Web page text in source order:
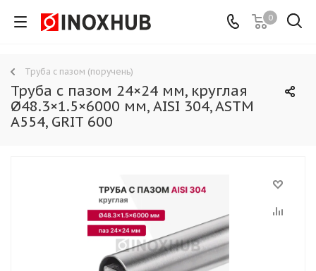
0
Труба с пазом (поручень)
Труба с пазом 24×24 мм, круглая
Ø48.3×1.5×6000 мм, AISI 304, ASTM
A554, GRIT 600